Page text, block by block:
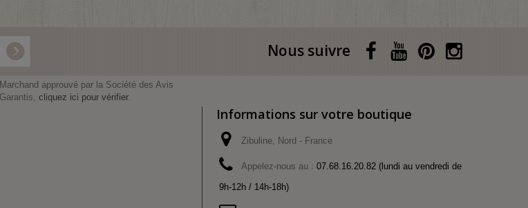
Nous suivre
Informations sur votre boutique
Zibuline, Nord - France
Appelez-nous au :07.68.16.20.82 (lundi au vendredi de
9h-12h / 14h-18h)
Marchand approuvé par la Société des Avis
Garantis, cliquez ici pour vérifier.